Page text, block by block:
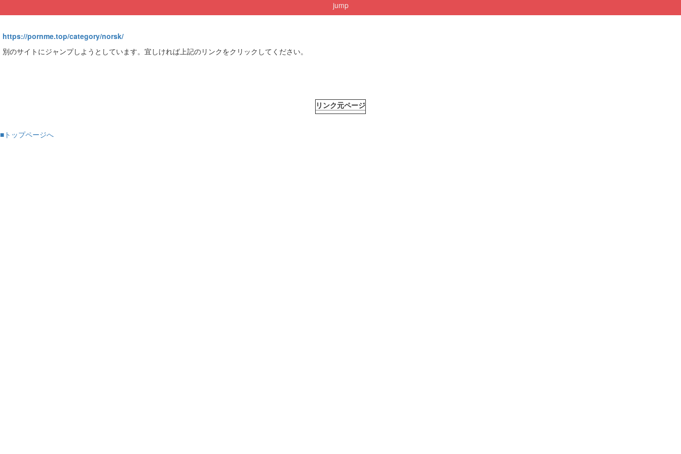
jump
https://pornme.top/category/norsk/
別のサイトにジャンプしようとしています。宜しければ上記のリンクをクリックしてください。
リンク元ページ
■トップページへ